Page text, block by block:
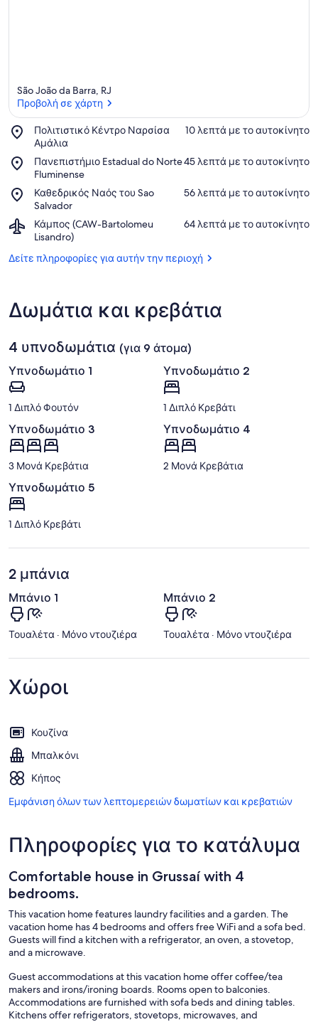
São João da Barra, RJ
Προβολή σε χάρτη
Πολιτιστικό Κέντρο Ναρσίσα
Αμάλια
Place,
Πολιτιστικό
Κέντρο
Ναρσίσα
Αμάλια
‪10 λεπτά με το αυτοκίνητο‬
Πανεπιστήμιο Estadual do Norte
Fluminense
Place,
Πανεπιστήμιο
Estadual
do
Norte
Fluminense
‪45 λεπτά με το αυτοκίνητο‬
Καθεδρικός Ναός του Sao
Salvador
Place,
Καθεδρικός
Ναός
του
Sao
Salvador
‪56 λεπτά με το αυτοκίνητο‬
Κάμπος (CAW-Bartolomeu
Lisandro)
Airport,
Κάμπος
Bartolomeu
‪64 λεπτά με το αυτοκίνητο‬
Δείτε πληροφορίες για αυτήν την περιοχή
Δωμάτια και κρεβάτια
4 υπνοδωμάτια (για 9 άτομα)
Υπνοδωμάτιο 1
1 Διπλό Φουτόν
Υπνοδωμάτιο 2
1 Διπλό Κρεβάτι
Υπνοδωμάτιο 3
3 Μονά Κρεβάτια
Υπνοδωμάτιο 4
2 Μονά Κρεβάτια
Υπνοδωμάτιο 5
1 Διπλό Κρεβάτι
2 μπάνια
Μπάνιο 1
Τουαλέτα · Μόνο ντουζιέρα
Μπάνιο 2
Τουαλέτα · Μόνο ντουζιέρα
Χώροι
Κουζίνα
Μπαλκόνι
Κήπος
Εμφάνιση όλων των λεπτομερειών δωματίων και κρεβατιών
Πληροφορίες για το κατάλυμα
Comfortable house in Grussaí with 4
bedrooms.
This vacation home features laundry facilities and a garden. The
vacation home has 4 bedrooms and offers free WiFi and a sofa bed.
Guests will find a kitchen with a refrigerator, an oven, a stovetop,
and a microwave.
Guest accommodations at this vacation home offer coffee/tea
makers and irons/ironing boards. Rooms open to balconies.
Accommodations are furnished with sofa beds and dining tables.
Kitchens offer refrigerators, stovetops, microwaves, and